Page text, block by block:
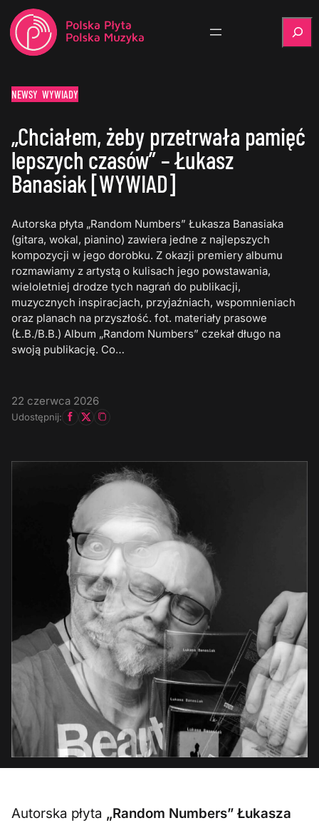
NEWSY WYWIADY
„Chciałem, żeby przetrwała pamięć
lepszych czasów” – Łukasz
Banasiak [WYWIAD]
Autorska płyta „Random Numbers” Łukasza Banasiaka
(gitara, wokal, pianino) zawiera jedne z najlepszych
kompozycji w jego dorobku. Z okazji premiery albumu
rozmawiamy z artystą o kulisach jego powstawania,
wieloletniej drodze tych nagrań do publikacji,
muzycznych inspiracjach, przyjaźniach, wspomnieniach
oraz planach na przyszłość. fot. materiały prasowe
(Ł.B./B.B.) Album „Random Numbers” czekał długo na
swoją publikację. Co…
22 czerwca 2026
Udostępnij:
Autorska płyta „Random Numbers” Łukasza